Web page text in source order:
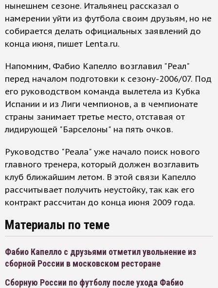
нынешнем сезоне. Итальянец рассказал о
намерении уйти из футбола своим друзьям, но не
собирается делать официальных заявлений до
конца июня, пишет Lenta.ru.
Напомним, Фабио Капелло возглавил "Реал"
перед началом подготовки к сезону-2006/07. Под
его руководством команда вылетела из Кубка
Испании и из Лиги чемпионов, а в чемпионате
страны занимает третье место, отставая от
лидирующей "Барселоны" на пять очков.
Руководство "Реала" уже начало поиск нового
главного тренера, который должен возглавить
клуб ближайшим летом. В этой связи Капелло
рассчитывает получить неустойку, так как его
контракт рассчитан до конца июня 2009 года.
Материалы по теме
Фабио Капелло с друзьями отметил увольнение из
сборной России в московском ресторане
Сборную России по футболу после ухода Фабио